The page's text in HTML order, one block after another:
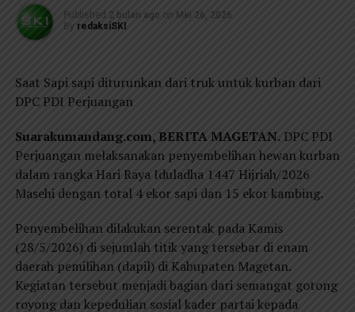
Published 2 bulan ago on Mei 26, 2026
By redaksiSKI
Saat Sapi sapi diturunkan dari truk untuk kurban dari
DPC PDI Perjuangan
Suarakumandang.com, BERITA MAGETAN. DPC PDI
Perjuangan melaksanakan penyembelihan hewan kurban
dalam rangka Hari Raya Iduladha 1447 Hijriah/2026
Masehi dengan total 4 ekor sapi dan 15 ekor kambing.
Penyembelihan dilakukan serentak pada Kamis
(28/5/2026) di sejumlah titik yang tersebar di enam
daerah pemilihan (dapil) di Kabupaten Magetan.
Kegiatan tersebut menjadi bagian dari semangat gotong
royong dan kepedulian sosial kader partai kepada